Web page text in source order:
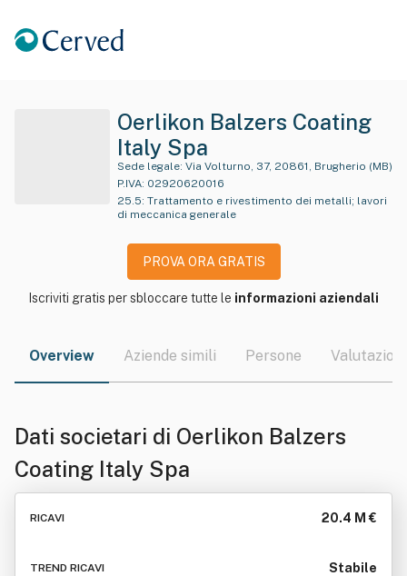
Oerlikon Balzers Coating
Italy Spa
Sede legale: Via Volturno, 37, 20861, Brugherio (MB)
P.IVA: 02920620016
25.5: Trattamento e rivestimento dei metalli; lavori
di meccanica generale
PROVA ORA GRATIS
Iscriviti gratis per sbloccare tutte le informazioni aziendali
Overview Aziende simili Persone Valutazioni
Dati societari di Oerlikon Balzers
Coating Italy Spa
RICAVI 20.4 M €
TREND RICAVI Stabile